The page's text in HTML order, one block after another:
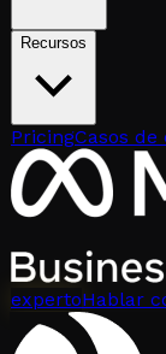
Recursos
PricingCasos de
expertoHablar